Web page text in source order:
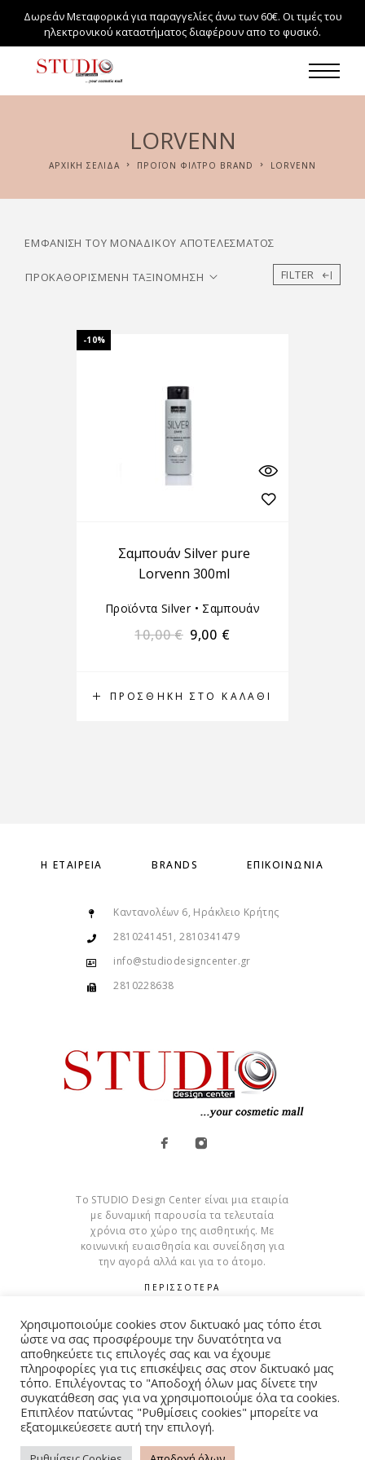
Δωρεάν Μεταφορικά για παραγγελίες άνω των 60€. Οι τιμές του
ηλεκτρονικού καταστήματος διαφέρουν απο το φυσικό.
LORVENN
ΑΡΧΙΚΉ ΣΕΛΊΔΑ ΠΡΟΪΌΝ ΦΊΛΤΡΟ BRAND LORVENN
ΕΜΦΆΝΙΣΗ ΤΟΥ ΜΟΝΑΔΙΚΟΎ ΑΠΟΤΕΛΈΣΜΑΤΟΣ
FILTER
-10%
ΠΡΟΣΘΉΚΗ ΣΤΟ ΚΑΛΆΘΙ
Σαμπουάν Silver pure
Lorvenn 300ml
Προϊόντα Silver• Σαμπουάν
10,00€ 9,00 €
Η ΕΤΑΙΡΕΊΑ BRANDS ΕΠΙΚΟΙΝΩΝΊΑ
Καντανολέων 6, Ηράκλειο Κρήτης
2810241451, 2810341479
info@studiodesigncenter.gr
2810228638
Το STUDIO Design Center είναι μια εταιρία
με δυναμική παρουσία τα τελευταία
χρόνια στο χώρο της αισθητικής. Με
κοινωνική ευαισθησία και συνείδηση για
την αγορά αλλά και για το άτομο.
ΠΕΡΙΣΣΟΤΕΡΑ
Cookies
© Copyright 2015 – 2026 . All Rights Reserved. Developed By
iWorx
Χρησιμοποιούμε cookies στον δικτυακό μας τόπο έτσι
ώστε να σας προσφέρουμε την δυνατότητα να
αποθηκεύετε τις επιλογές σας και να έχουμε
πληροφορίες για τις επισκέψεις σας στον δικτυακό μας
τόπο. Επιλέγοντας το "Αποδοχή όλων μας δίνετε την
συγκατάθεση σας για να χρησιμοποιούμε όλα τα cookies.
Επιπλέον πατώντας "Ρυθμίσεις cookies" μπορείτε να
εξατομικεύεσετε αυτή την επιλογή.